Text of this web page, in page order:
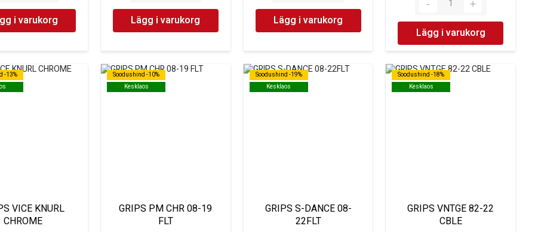
i varukorg Lägg i varukorg Lägg i varukorg
Lägg i varukorg
-13%
-13%
VICE KNURL
CHROME
Soodushind -10%
Kesklaos
Soodushind -10%
Kesklaos
GRIPS PM CHR 08-19
FLT
Soodushind -19%
Kesklaos
Soodushind -19%
Kesklaos
GRIPS S-DANCE 08-
22FLT
Soodushind -18%
Kesklaos
Soodushind -18%
Kesklaos
GRIPS VNTGE 82-22
CBLE